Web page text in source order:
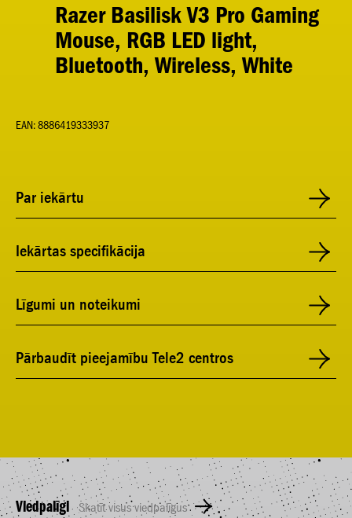
Razer Basilisk V3 Pro Gaming
Mouse, RGB LED light,
Bluetooth, Wireless, White
EAN: 8886419333937
Par iekārtu
Iekārtas specifikācija
Līgumi un noteikumi
Pārbaudīt pieejamību Tele2 centros
Viedpalīgi Skatīt visus viedpalīgus